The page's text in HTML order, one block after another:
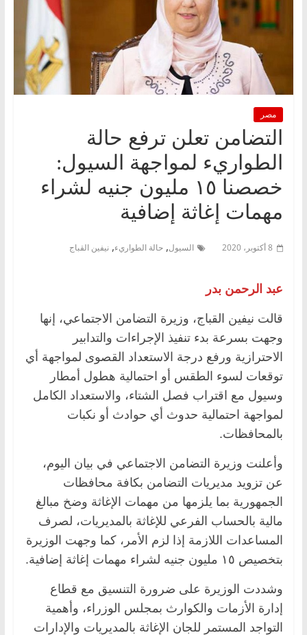
مصر
التضامن تعلن ترفع حالة
الطواريء لمواجهة السيول:
خصصنا ١٥ مليون جنيه لشراء
مهمات إغاثة إضافية
8 أكتوبر، 2020 السيول, حالة الطواريء, نيفين القباج
عبد الرحمن بدر
قالت نيفين القباج، وزيرة التضامن الاجتماعي، إنها
وجهت بسرعة بدء تنفيذ الإجراءات والتدابير
الاحترازية ورفع درجة الاستعداد القصوى لمواجهة أي
توقعات لسوء الطقس أو احتمالية هطول أمطار
وسيول مع اقتراب فصل الشتاء، والاستعداد الكامل
لمواجهة احتمالية حدوث أي حوادث أو نكبات
بالمحافظات.
وأعلنت وزيرة التضامن الاجتماعي في بيان اليوم،
عن تزويد مديريات التضامن بكافة محافظات
الجمهورية بما يلزمها من مهمات الإغاثة وضخ مبالغ
مالية بالحساب الفرعي للإغاثة بالمديريات، لصرف
المساعدات اللازمة إذا لزم الأمر، كما وجهت الوزيرة
بتخصيص ١٥ مليون جنيه لشراء مهمات إغاثة إضافية.
وشددت الوزيرة على ضرورة التنسيق مع قطاع
إدارة الأزمات والكوارث بمجلس الوزراء، وأهمية
التواجد المستمر للجان الإغاثة بالمديريات والإدارات